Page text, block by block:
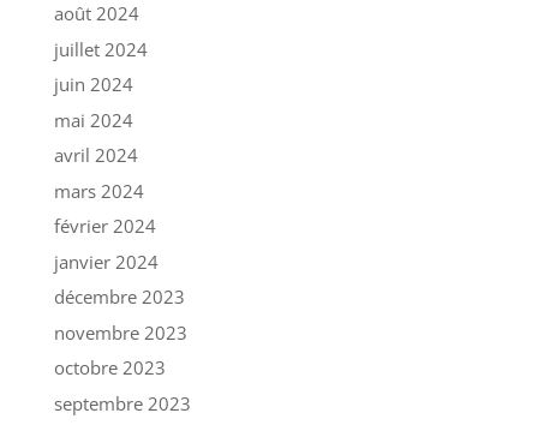
août 2024
juillet 2024
juin 2024
mai 2024
avril 2024
mars 2024
février 2024
janvier 2024
décembre 2023
novembre 2023
octobre 2023
septembre 2023